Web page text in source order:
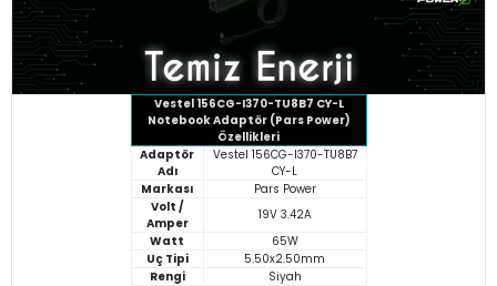
Vestel 156CG-I370-TU8B7 CY-L
Notebook Adaptör (Pars Power)
Özellikleri
Adaptör
Adı
Vestel 156CG-I370-TU8B7
CY-L
Markası
Pars Power
Volt /
Amper
19V 3.42A
Watt
65W
Uç Tipi
5.50x2.50mm
Rengi
Siyah